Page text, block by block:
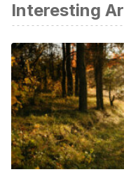
Lorena, M., Salazar,
DE DECISIONES.
Simón-Lorda, P.
para tomar
Revista de La
https://doi.org/
Karen, D. (2015).
Sistema de
Interesting